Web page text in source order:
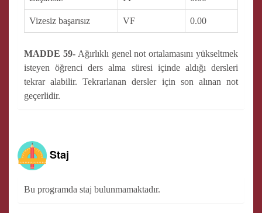
Vizesiz başarısız VF 0.00
MADDE 59-Ağırlıklı genel not ortalamasını yükseltmek
isteyen öğrenci ders alma süresi içinde aldığı dersleri
tekrar alabilir. Tekrarlanan dersler için son alınan not
geçerlidir.
Staj
Bu programda staj bulunmamaktadır.